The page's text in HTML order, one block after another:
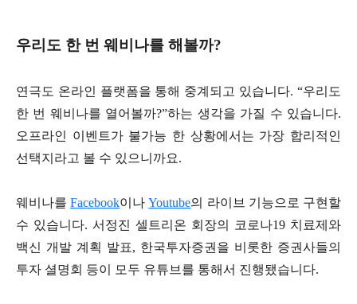
우리도 한 번 웨비나를 해볼까?
연극도 온라인 플랫폼을 통해 중계되고 있습니다. “우리도
한 번 웨비나를 열어볼까?”하는 생각을 가질 수 있습니다.
오프라인 이벤트가 불가능 한 상황에서는 가장 합리적인
선택지라고 볼 수 있으니까요.
웨비나를Facebook이나Youtube의 라이브 기능으로 구현할
수 있습니다. 서정진 셀트리온 회장의 코로나19 치료제와
백신 개발 계획 발표, 한국투자증권을 비롯한 증권사들의
투자 셜명회 등이 모두 유튜브를 통해서 진행됐습니다.